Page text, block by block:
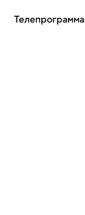
Телепрограмма